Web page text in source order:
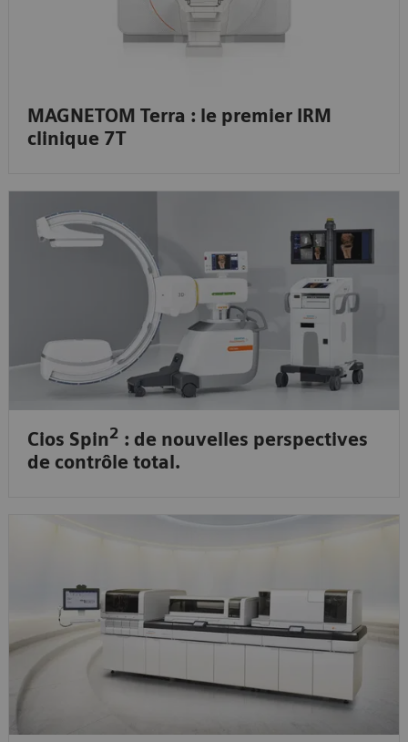
MAGNETOM Terra : le premier IRM
clinique 7T
Cios Spin2 : de nouvelles perspectives
de contrôle total.